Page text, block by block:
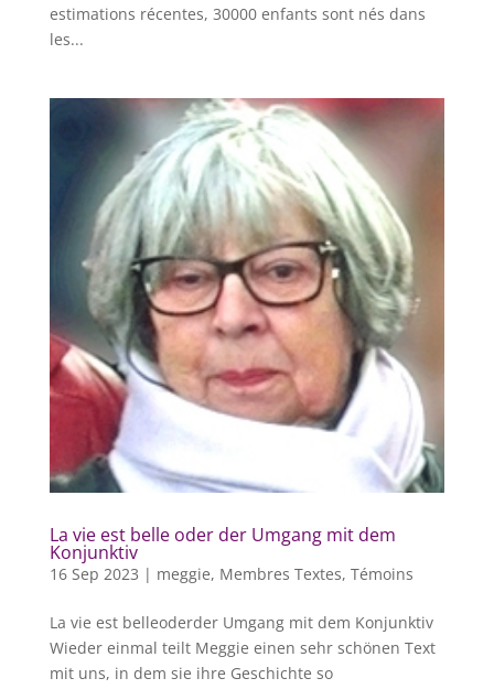
estimations récentes, 30000 enfants sont nés dans
les...
La vie est belle oder der Umgang mit dem
Konjunktiv
16 Sep 2023 | meggie, Membres Textes, Témoins
La vie est belleoderder Umgang mit dem Konjunktiv
Wieder einmal teilt Meggie einen sehr schönen Text
mit uns, in dem sie ihre Geschichte so